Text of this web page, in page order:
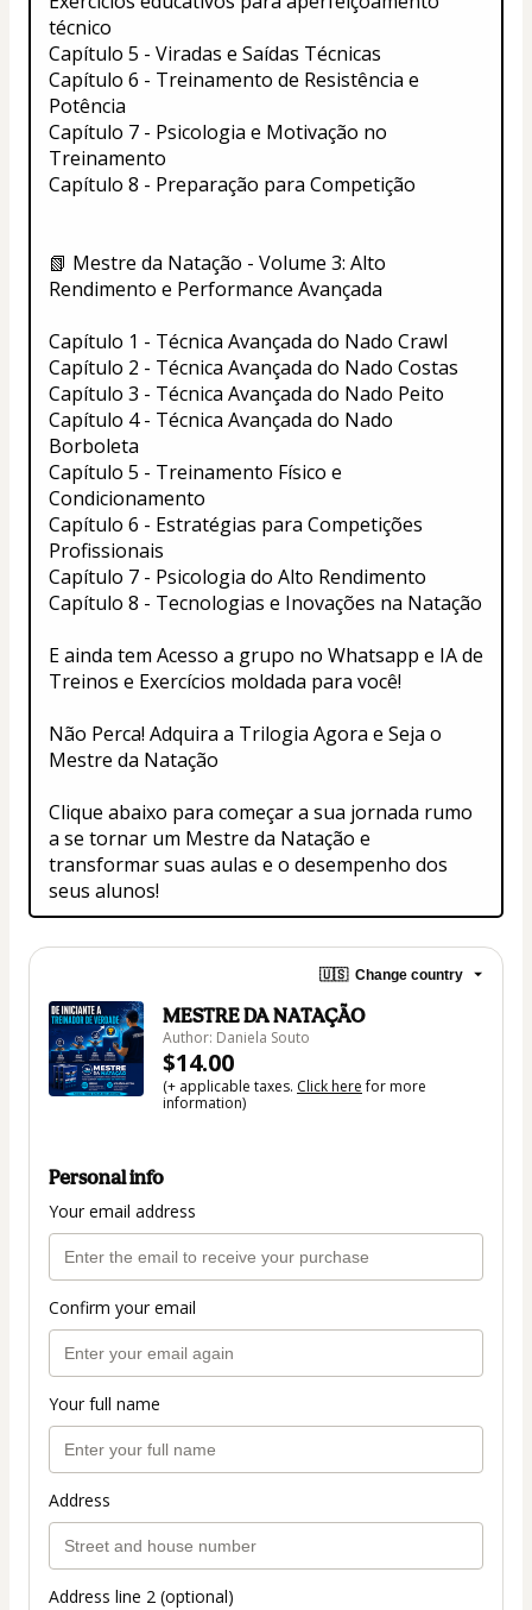
técnico
Capítulo 5 - Viradas e Saídas Técnicas
Capítulo 6 - Treinamento de Resistência e
Potência
Capítulo 7 - Psicologia e Motivação no
Treinamento
Capítulo 8 - Preparação para Competição
📗 Mestre da Natação - Volume 3: Alto
Rendimento e Performance Avançada
Capítulo 1 - Técnica Avançada do Nado Crawl
Capítulo 2 - Técnica Avançada do Nado Costas
Capítulo 3 - Técnica Avançada do Nado Peito
Capítulo 4 - Técnica Avançada do Nado
Borboleta
Capítulo 5 - Treinamento Físico e
Condicionamento
Capítulo 6 - Estratégias para Competições
Profissionais
Capítulo 7 - Psicologia do Alto Rendimento
Capítulo 8 - Tecnologias e Inovações na Natação
E ainda tem Acesso a grupo no Whatsapp e IA de
Treinos e Exercícios moldada para você!
Não Perca! Adquira a Trilogia Agora e Seja o
Mestre da Natação
Clique abaixo para começar a sua jornada rumo
a se tornar um Mestre da Natação e
transformar suas aulas e o desempenho dos
seus alunos!
🇺🇸 Change country
MESTRE DA NATAÇÃO
Author: Daniela Souto
$14.00
(+ applicable taxes. Click herefor more
information)
Personal info
Your email address
Confirm your email
Your full name
Address
Address line 2 (optional)